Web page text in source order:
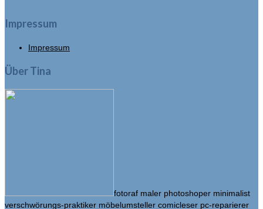
Impressum
Impressum
Über Tina
fotoraf maler photoshoper minimalist
verschwörungs-praktiker möbelumsteller comicleser pc-reparierer